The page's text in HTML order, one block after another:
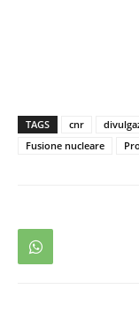
TAGS cnr
Fusione nucleare